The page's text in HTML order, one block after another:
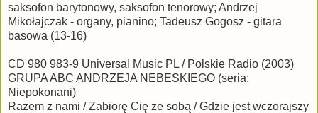
saksofon barytonowy, saksofon tenorowy; Andrzej
Mikołajczak - organy, pianino; Tadeusz Gogosz - gitara
basowa (13-16)
CD 980 983-9 Universal Music PL / Polskie Radio (2003)
GRUPA ABC ANDRZEJA NEBESKIEGO (seria:
Niepokonani)
Razem z nami / Zabiorę Cię ze sobą / Gdzie jest wczorajszy